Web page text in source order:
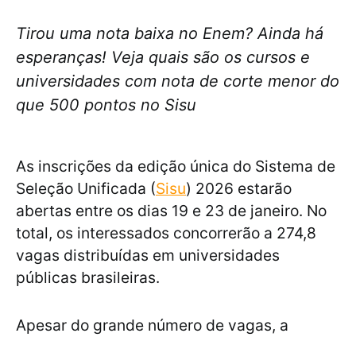
Tirou uma nota baixa no Enem? Ainda há
esperanças! Veja quais são os cursos e
universidades com nota de corte menor do
que 500 pontos no Sisu
As inscrições da edição única do Sistema de
Seleção Unificada (Sisu) 2026 estarão
abertas entre os dias 19 e 23 de janeiro. No
total, os interessados concorrerão a 274,8
vagas distribuídas em universidades
públicas brasileiras.
Apesar do grande número de vagas, a